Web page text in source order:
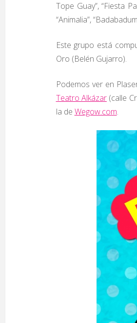
Tope Guay”, “Fiesta
“Animalia”,
Este grupo está
Oro (Belén Gujarro).
Podemos ver en
Teatro Alkázar(calle
la de Wegow.com.